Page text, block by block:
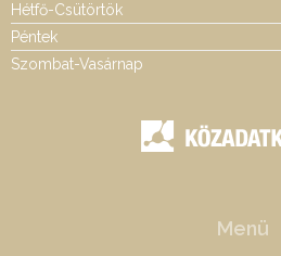
Hétfő-Csütörtök
Péntek
Szombat-Vasárnap
Menü